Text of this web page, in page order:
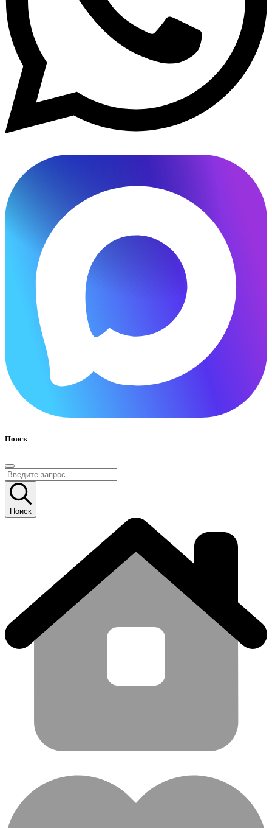
Поиск
Поиск